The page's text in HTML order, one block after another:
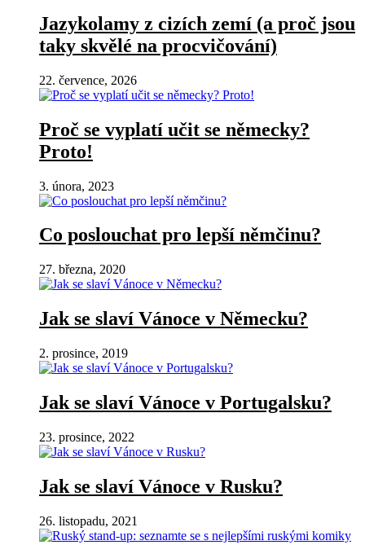
Jazykolamy z cizích zemí (a proč jsou
taky skvělé na procvičování)
22. července, 2026
Proč se vyplatí učit se německy?
Proto!
3. února, 2023
Co poslouchat pro lepší němčinu?
27. března, 2020
Jak se slaví Vánoce v Německu?
2. prosince, 2019
Jak se slaví Vánoce v Portugalsku?
23. prosince, 2022
Jak se slaví Vánoce v Rusku?
26. listopadu, 2021